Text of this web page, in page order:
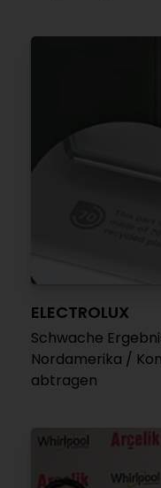
ELECTROLUX
Schwache
Nordamerika /
abtragen